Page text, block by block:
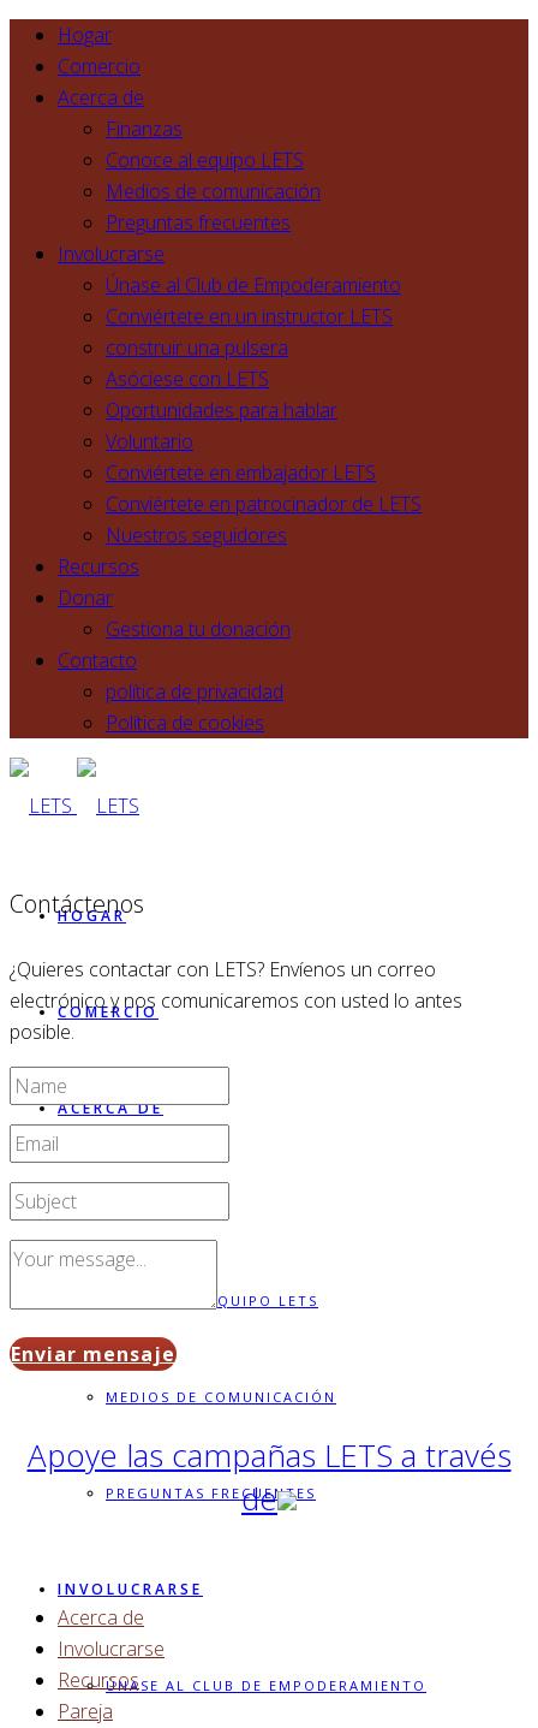
Hogar
Comercio
Acerca de
Finanzas
Conoce al equipo LETS
Medios de comunicación
Preguntas frecuentes
Involucrarse
Únase al Club de Empoderamiento
Conviértete en un instructor LETS
construir una pulsera
Asóciese con LETS
Oportunidades para hablar
Voluntario
Conviértete en embajador LETS
Conviértete en patrocinador de LETS
Nuestros seguidores
Recursos
Donar
Gestiona tu donación
Contacto
política de privacidad
Política de cookies
HOGAR
COMERCIO
ACERCA DE
CONOCE AL EQUIPO LETS
MEDIOS DE COMUNICACIÓN
PREGUNTAS FRECUENTES
INVOLUCRARSE
ÚNASE AL CLUB DE EMPODERAMIENTO
Contáctenos
¿Quieres contactar con LETS? Envíenos un correo
electrónico y nos comunicaremos con usted lo antes
posible.
Enviar mensaje
Apoye las campañas LETS a través
de
Acerca de
Involucrarse
Recursos
Pareja